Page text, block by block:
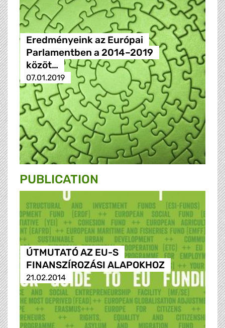
Eredményeink az Európai
Parlamentben a 2014–2019
közöt…
07.01.2019
PUBLICATION
ÚTMUTATÓ AZ EU-S
FINANSZÍROZÁSI ALAPOKHOZ
21.02.2014